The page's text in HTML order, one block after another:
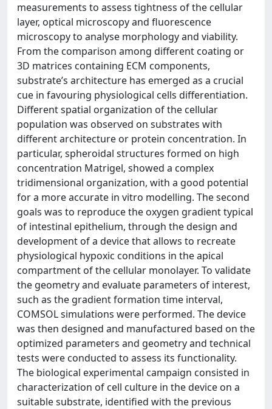
measurements to assess tightness of the cellular
layer, optical microscopy and fluorescence
microscopy to analyse morphology and viability.
From the comparison among different coating or
3D matrices containing ECM components,
substrate’s architecture has emerged as a crucial
cue in favouring physiological cells differentiation.
Different spatial organization of the cellular
population was observed on substrates with
different architecture or protein concentration. In
particular, spheroidal structures formed on high
concentration Matrigel, showed a complex
tridimensional organization, with a good potential
for a more accurate in vitro modelling. The second
goals was to reproduce the oxygen gradient typical
of intestinal epithelium, through the design and
development of a device that allows to recreate
physiological hypoxic conditions in the apical
compartment of the cellular monolayer. To validate
the geometry and evaluate parameters of interest,
such as the gradient formation time interval,
COMSOL simulations were performed. The device
was then designed and manufactured based on the
optimized parameters and geometry and technical
tests were conducted to assess its functionality.
The biological experimental campaign consisted in
characterization of cell culture in the device on a
suitable substrate, identified with the previous